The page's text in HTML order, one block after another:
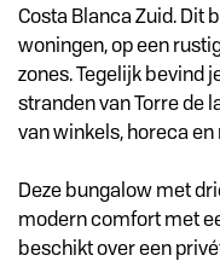
Costa Blanca Zuid. Dit
woningen, op een
zones. Tegelijk bevind
stranden van Torre de
van winkels, horeca
Deze bungalow met
modern comfort met
beschikt over een